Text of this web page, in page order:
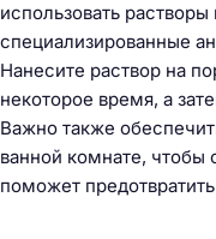
использовать
специализированные
Нанесите раствор на
некоторое время, а
Важно также
ванной комнате, чтобы
поможет